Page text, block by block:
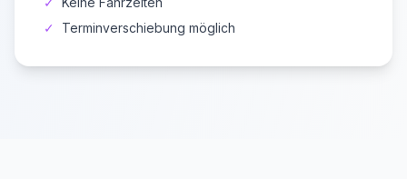
✓
Terminverschiebung möglich